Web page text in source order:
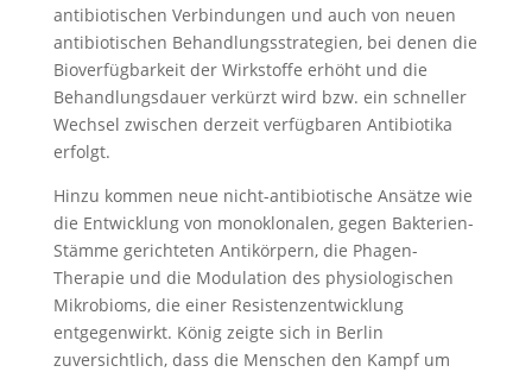
antibiotischen Verbindungen und auch von neuen
antibiotischen Behandlungsstrategien, bei denen die
Bioverfügbarkeit der Wirkstoffe erhöht und die
Behandlungsdauer verkürzt wird bzw. ein schneller
Wechsel zwischen derzeit verfügbaren Antibiotika
erfolgt.
Hinzu kommen neue nicht-antibiotische Ansätze wie
die Entwick­lung von monoklonalen, gegen Bakterien-
Stämme gerichteten Antikörpern, die Phagen-
Therapie und die Modulation des physiologischen
Mikrobioms, die einer Resistenzentwicklung
entgegenwirkt. König zeigte sich in Berlin
zuversichtlich, dass die Men­schen den Kampf um